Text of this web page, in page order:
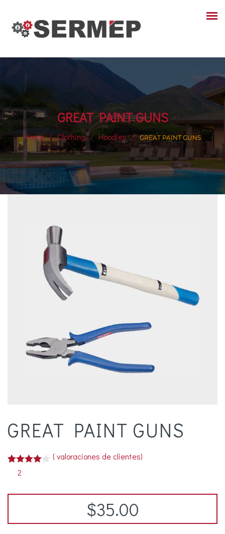
GREAT PAINT GUNS
Home Clothing Hoodies GREAT PAINT GUNS
GREAT PAINT GUNS
Valorado
basado
(
2
valoraciones de clientes)
$35.00